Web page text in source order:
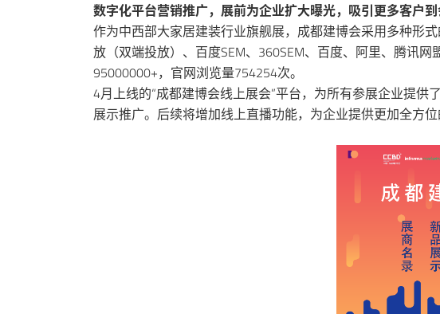
数字化平台营销推广，展前为企业扩大曝光，吸引更多客户
作为中西部大家居建装行业旗舰展，成都建博会采用多种形
放（双端投放）、百度SEM、360SEM、百度、阿里、腾讯
95000000+，官网浏览量754254次。
4月上线的“成都建博会线上展会”平台，为所有参展企业提
展示推广。后续将增加线上直播功能，为企业提供更加全方位